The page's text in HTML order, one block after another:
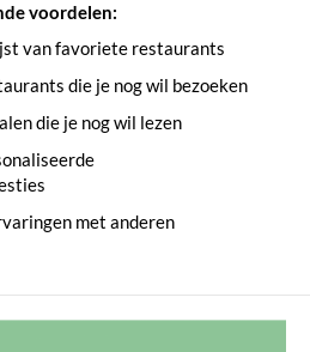
voordelen:
van favoriete restaurants
die je nog wil bezoeken
die je nog wil lezen
met anderen